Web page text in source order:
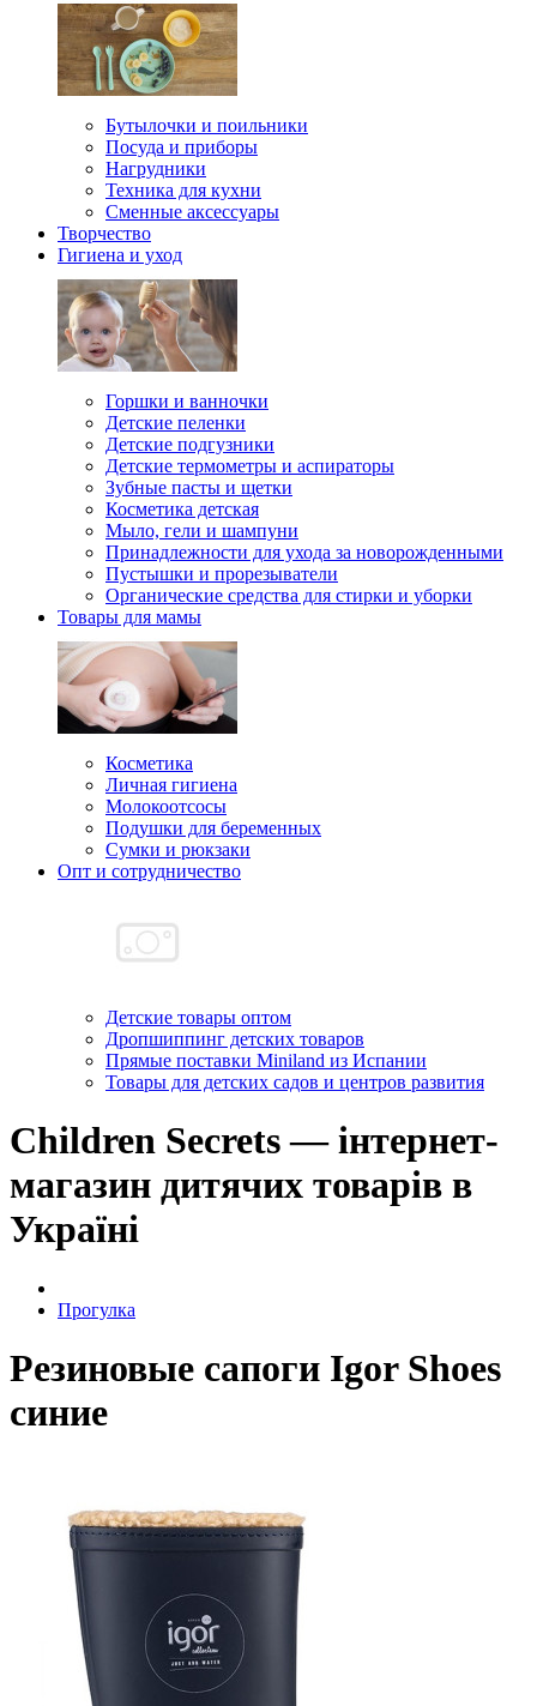
Бутылочки и поильники
Посуда и приборы
Нагрудники
Техника для кухни
Сменные аксессуары
Творчество
Гигиена и уход
Горшки и ванночки
Детские пеленки
Детские подгузники
Детские термометры и аспираторы
Зубные пасты и щетки
Косметика детская
Мыло, гели и шампуни
Принадлежности для ухода за новорожденными
Пустышки и прорезыватели
Органические средства для стирки и уборки
Товары для мамы
Косметика
Личная гигиена
Молокоотсосы
Подушки для беременных
Сумки и рюкзаки
Опт и сотрудничество
Детские товары оптом
Дропшиппинг детских товаров
Прямые поставки Miniland из Испании
Товары для детских садов и центров развития
Children Secrets — інтернет-
магазин дитячих товарів в
Україні
Прогулка
Резиновые сапоги Igor Shoes
синие